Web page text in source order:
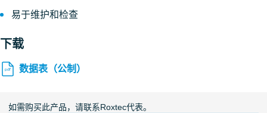
易于维护和检查
下载
数据表（公制）
如需购买此产品，请联系Roxtec代表。